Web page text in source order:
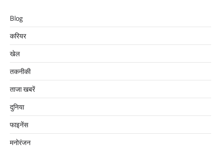
Blog
करियर
खेल
तकनीकी
ताजा खबरें
दुनिया
फाइनेंस
मनोरंजन